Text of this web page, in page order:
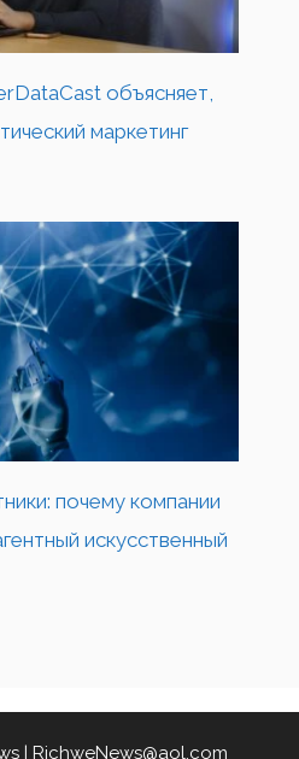
объясняет,
маркетинг
почему компании
искусственный
| RichweNews@aol.com